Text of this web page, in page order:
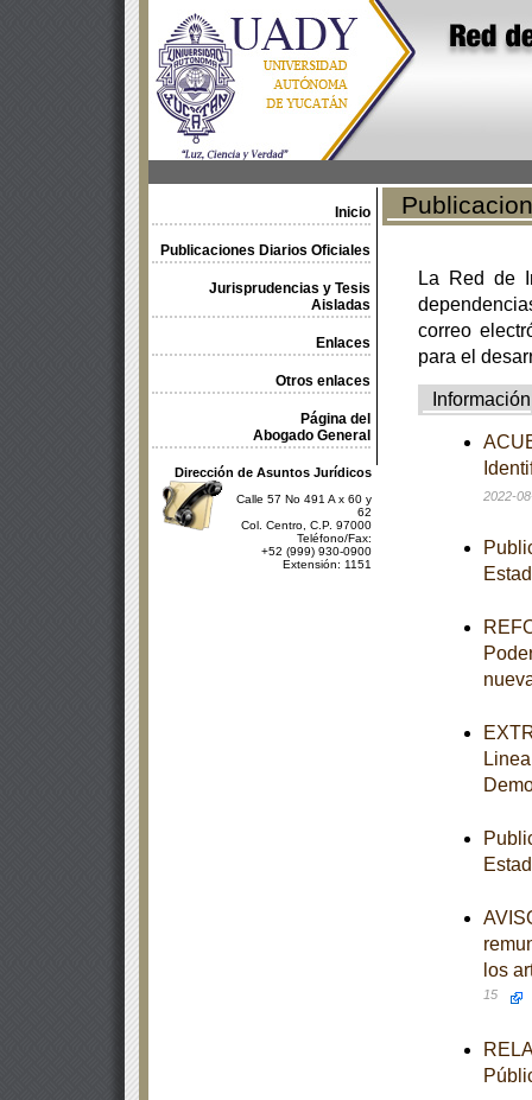
Inicio
Publicaciones Diarios Oficiales
Jurisprudencias y Tesis
Aisladas
Enlaces
Otros enlaces
Página del
Abogado General
Dirección de Asuntos Jurídicos
Calle 57 No 491 A x 60 y
62
Col. Centro, C.P. 97000
Teléfono/Fax:
+52 (999) 930-0900
Extensión: 1151
La Red de
correo
para el
Información
2022-
los
15